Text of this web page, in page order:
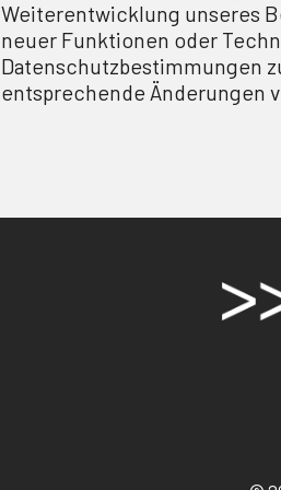
Weiterentwicklung unseres
neuer Funktionen oder
Datenschutzbestimmungen
entsprechende Änderungen